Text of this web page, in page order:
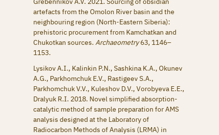
artefacts from the Omolon River basin and the
neighbouring region (North-Eastern Siberia):
prehistoric procurement from Kamchatkan and
Chukotkan sources. Archaeometry63, 1146–
1153.
Lysikov A.I., Kalinkin P.N., Sashkina K.A., Okunev
A.G., Parkhomchuk E.V., Rastigeev S.A.,
Parkhomchuk V.V., Kuleshov D.V., Vorobyeva E.E.,
Dralyuk R.I. 2018. Novel simplified absorption-
catalytic method of sample preparation for AMS
analysis designed at the Laboratory of
Radiocarbon Methods of Analysis (LRMA) in